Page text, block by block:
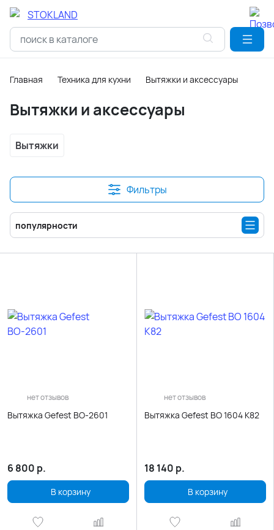
Главная Техника для кухни Вытяжки и аксессуары
Вытяжки и аксессуары
Вытяжки
Фильтры
популярности
нет отзывов
Вытяжка Gefest ВО-2601
6 800 р.
В корзину
нет отзывов
Вытяжка Gefest ВО 1604 К82
18 140 р.
В корзину